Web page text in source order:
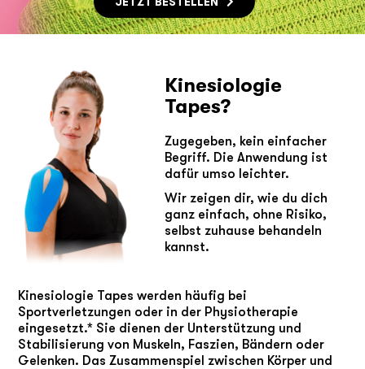
Kinesiologie
Tapes?
Zugegeben, kein einfacher
Begriff. Die Anwendung ist
dafür umso leichter.
Wir zeigen dir, wie du dich
ganz einfach, ohne Risiko,
selbst zuhause behandeln
kannst.
Kinesiologie Tapes werden häufig bei
Sportverletzungen oder in der Physiotherapie
eingesetzt.* Sie dienen der Unterstützung und
Stabilisierung von Muskeln, Faszien, Bändern oder
Gelenken. Das Zusammenspiel zwischen Körper und